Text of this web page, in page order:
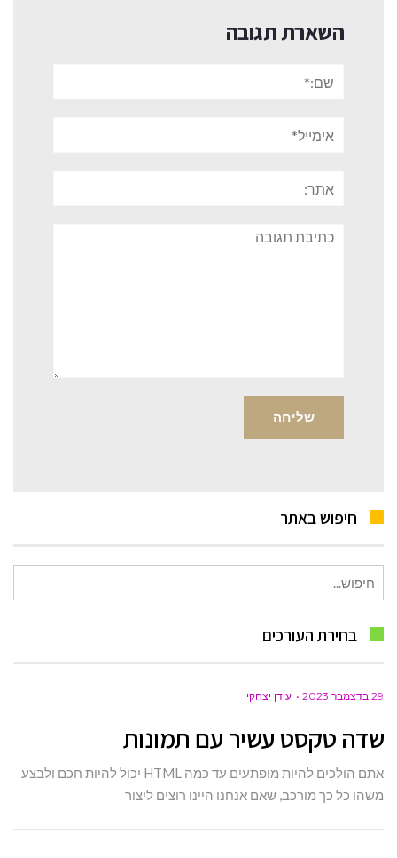
השארת תגובה
תגובה
חיפוש באתר
עבור:
בחירת העורכים
29 בדצמבר 2023 עידן יצחקי
שדה טקסט עשיר עם תמונות
אתם הולכים להיות מופתעים עד כמה HTML יכול להיות חכם ולבצע
משהו כל כך מורכב, שאם אנחנו היינו רוצים ליצור